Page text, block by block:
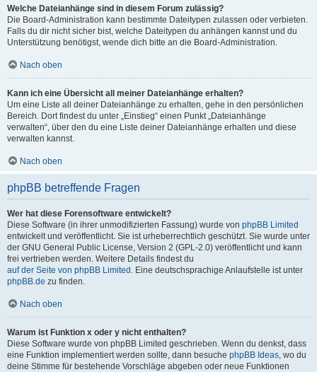
Welche Dateianhänge sind in diesem Forum zulässig?
Die Board-Administration kann bestimmte Dateitypen zulassen oder verbieten.
Falls du dir nicht sicher bist, welche Dateitypen du anhängen kannst und du
Unterstützung benötigst, wende dich bitte an die Board-Administration.
Nach oben
Kann ich eine Übersicht all meiner Dateianhänge erhalten?
Um eine Liste all deiner Dateianhänge zu erhalten, gehe in den persönlichen
Bereich. Dort findest du unter „Einstieg“ einen Punkt „Dateianhänge
verwalten“, über den du eine Liste deiner Dateianhänge erhalten und diese
verwalten kannst.
Nach oben
phpBB betreffende Fragen
Wer hat diese Forensoftware entwickelt?
Diese Software (in ihrer unmodifizierten Fassung) wurde von phpBB Limited
entwickelt und veröffentlicht. Sie ist urheberrechtlich geschützt. Sie wurde unter
der GNU General Public License, Version 2 (GPL-2.0) veröffentlicht und kann
frei vertrieben werden. Weitere Details findest du
auf der Seite von phpBB Limited . Eine deutschsprachige Anlaufstelle ist unter
phpBB.de zu finden.
Nach oben
Warum ist Funktion x oder y nicht enthalten?
Diese Software wurde von phpBB Limited geschrieben. Wenn du denkst, dass
eine Funktion implementiert werden sollte, dann besuche phpBB Ideas, wo du
deine Stimme für bestehende Vorschläge abgeben oder neue Funktionen